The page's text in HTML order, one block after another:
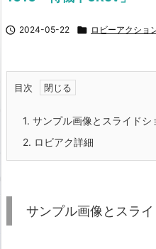
 2024-05-22  ロビーアクショ
目次
1. サンプル画像とスライドシ
2. ロビアク詳細
サンプル画像とスラ